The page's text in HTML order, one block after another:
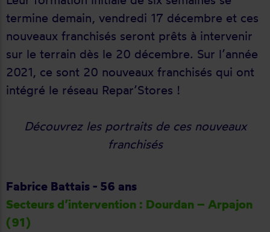
termine demain, vendredi 17 décembre et ces
nouveaux franchisés seront prêts à intervenir
sur le terrain dès le 20 décembre. Sur l’année
2021, ce sont 20 nouveaux franchisés qui ont
intégré le réseau Repar’Stores !
Découvrez les portraits de ces nouveaux
franchisés
Fabrice Battais - 56 ans
Secteurs d’intervention : Dourdan – Arpajon
(91)